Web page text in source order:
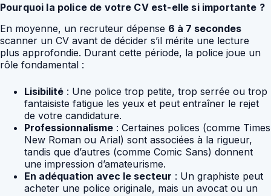
Pourquoi la police de votre CV est-elle si importante ?
En moyenne, un recruteur dépense 6 à 7 secondes
scanner un CV avant de décider s’il mérite une lecture
plus approfondie. Durant cette période, la police joue un
rôle fondamental :
Lisibilité : Une police trop petite, trop serrée ou trop
fantaisiste fatigue les yeux et peut entraîner le rejet
de votre candidature.
Professionnalisme : Certaines polices (comme Times
New Roman ou Arial) sont associées à la rigueur,
tandis que d’autres (comme Comic Sans) donnent
une impression d’amateurisme.
En adéquation avec le secteur : Un graphiste peut
acheter une police originale, mais un avocat ou un